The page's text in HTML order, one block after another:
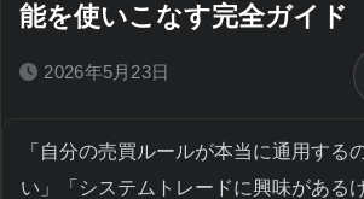
能を使いこなす完全ガイド
2026年5月23日
「自分の売買ルールが本当に通用する
い」「システムトレードに興味がある